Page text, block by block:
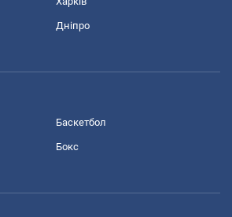
Дніпро
Баскетбол
Бокс